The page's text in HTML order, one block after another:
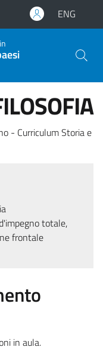
ENG
- Curriculum Storia e
totale,
frontale
in aula.